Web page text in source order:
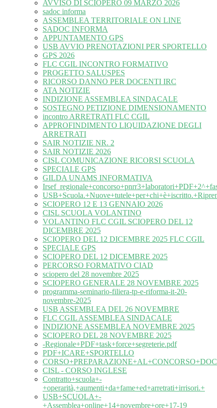
AVVISO DI SCIOPERO 09 MARZO 2026
sadoc informa
ASSEMBLEA TERRITORIALE ON LINE
SADOC INFORMA
APPUNTAMENTO GPS
USB AVVIO PRENOTAZIONI PER SPORTELLO
GPS 2026
FLC CGIL INCONTRO FORMATIVO
PROGETTO SALUSPES
RICORSO DANNO PER DOCENTI IRC
ATA NOTIZIE
INDIZIONE ASSEMBLEA SINDACALE
SOSTEGNO PETIZIONE DIMENSIONAMENTO
incontro ARRETRATI FLC CGIL
APPROFINDIMENTO LIQUIDAZIONE DEGLI
ARRETRATI
SAIR NOTIZIE NR. 2
SAIR NOTIZIE 2026
CISL COMUNICAZIONE RICORSI SCUOLA
SPECIALE GPS
GILDA UNAMS INFORMATIVA
SCIOPERO 12 E 13 GENNAIO 2026
CISL SCUOLA VOLANTINO
VOLANTINO FLC CGIL SCIOPERO DEL 12
DICEMBRE 2025
SCIOPERO DEL 12 DICEMBRE 2025 FLC CGIL
SPECIALE GPS
SCIOPERO DEL 12 DICEMBRE 2025
PERCORSO FORMATIVO CIAD
sciopero del 28 novembre 2025
SCIOPERO GENERALE 28 NOVEMBRE 2025
programma-seminario-filiera-tp-e-riforma-it-20-
novembre-2025
USB ASSEMBLEA DEL 26 NOVEMBRE
FLC CGIL ASSEMBLEA SINDACALE
INDIZIONE ASSEMBLEA NOVEMBRE 2025
SCIOPERO DEL 28 NOVEMBRE 2025
-Regionale+PDF+task+force+segreterie.pdf
PDF+ICARE+SPORTELLO
CISL - CORSO INGLESE
Contratto+scuola+-
+operarità,+aumenti+da+fame+ed+arretrati+irrisori.+
USB+SCUOLA+-
+Assemblea+online+14+novembre+ore+17-19